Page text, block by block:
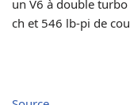
un V6 à double
ch et 546 lb-pi de